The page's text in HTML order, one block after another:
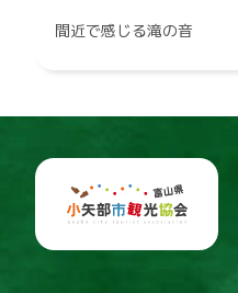
間近で感じる滝の音